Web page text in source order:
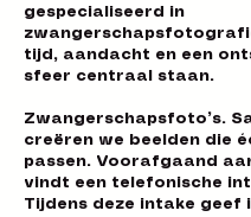
gespecialiseerd in
tijd, aandacht en een
sfeer centraal staan.
Zwangerschapsfoto’s.
creëren we beelden die
passen. Voorafgaand
vindt een telefonische
Tijdens deze intake geef